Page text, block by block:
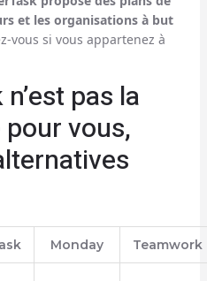
et les organisations à but
vous si vous appartenez à
pas la
vous,
Monday Teamwork